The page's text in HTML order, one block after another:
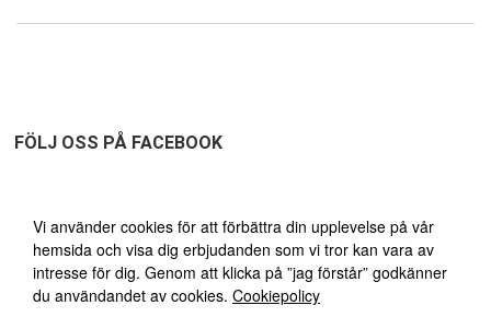
Vi använder cookies för att förbättra din upplevelse på vår
hemsida och visa dig erbjudanden som vi tror kan vara av
intresse för dig. Genom att klicka på ”jag förstår” godkänner
du användandet av cookies. Cookiepolicy
FÖLJ OSS PÅ FACEBOOK
FRI FRAKT ÖVER 1495:-30